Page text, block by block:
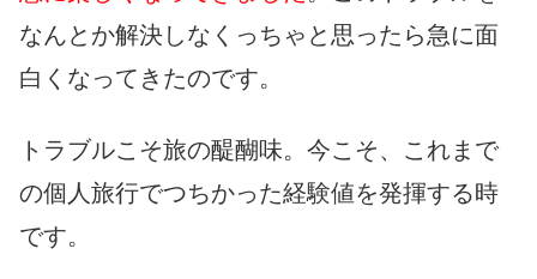
なんとか解決しなくっちゃと思ったら急に面
白くなってきたのです。
トラブルこそ旅の醍醐味。今こそ、これまで
の個人旅行でつちかった経験値を発揮する時
です。